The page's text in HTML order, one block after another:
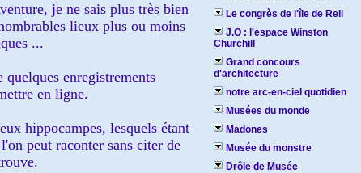
je ne sais plus très bien
lieux plus ou moins
...
enregistrements
en ligne.
hippocampes, lesquels étant
peut raconter sans citer de
Le congrès de l'île de Reil
J.O : l'espace Winston
Churchill
Grand concours
d'architecture
notre arc-en-ciel quotidien
Musées du monde
Madones
Musée du monstre
Drôle de Musée